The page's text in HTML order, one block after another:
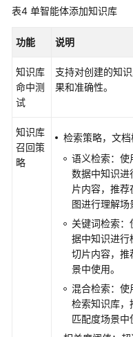
库
为
用
添
表4 单智能体添加知识库
功能 说明
知识库
命中测
试
支持对创建的知
果和准确性。
知识库
召回策
略
检索策略，文档
语义检索：使
数据中知识进
片内容，推
图进行理解场
关键词检索
据中知识进行
切片内容，推
景中使用。
混合检索：
检索知识库，
匹配度场景中